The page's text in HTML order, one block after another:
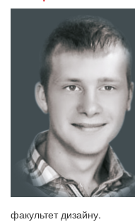
факультет дизайну.